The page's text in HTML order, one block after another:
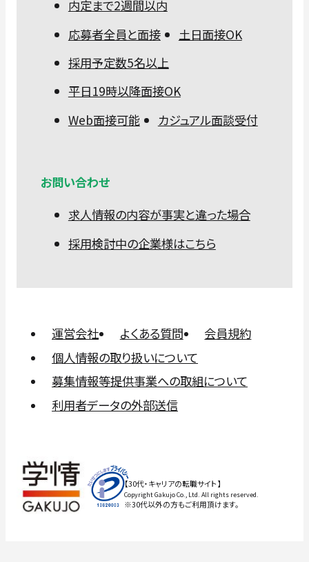
内定まで2週間以内
応募者全員と面接
土日面接OK
採用予定数5名以上
平日19時以降面接OK
Web面接可能
カジュアル面談受付
お問い合わせ
求人情報の内容が事実と違った場合
採用検討中の企業様はこちら
運営会社 よくある質問
会員規約
個人情報の取り扱いについて
募集情報等提供事業への取組について
利用者データの外部送信
【30代・キャリアの転職サイト】
Copyright Gakujo Co., Ltd. All rights reserved.
※30代以外の方もご利用頂けます。